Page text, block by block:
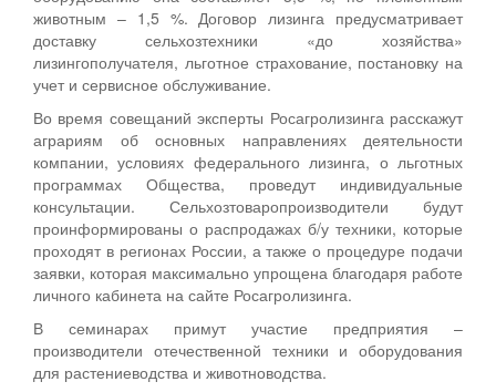
животным – 1,5 %. Договор лизинга предусматривает
доставку сельхозтехники «до хозяйства»
лизингополучателя, льготное страхование, постановку на
учет и сервисное обслуживание.
Во время совещаний эксперты Росагролизинга расскажут
аграриям об основных направлениях деятельности
компании, условиях федерального лизинга, о льготных
программах Общества, проведут индивидуальные
консультации. Сельхозтоваропроизводители будут
проинформированы о распродажах б/у техники, которые
проходят в регионах России, а также о процедуре подачи
заявки, которая максимально упрощена благодаря работе
личного кабинета на сайте Росагролизинга.
В семинарах примут участие предприятия –
производители отечественной техники и оборудования
для растениеводства и животноводства.